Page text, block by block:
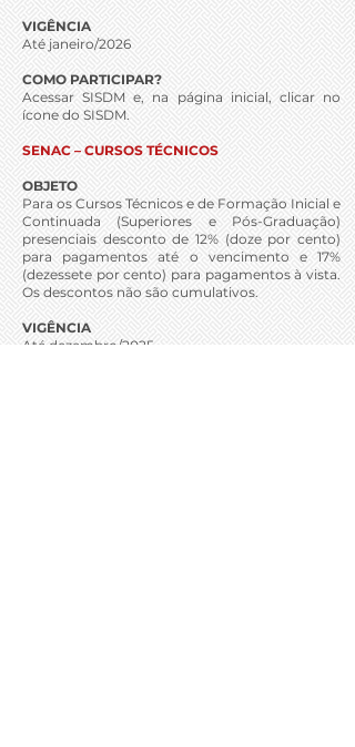
VIGÊNCIA
Até janeiro/2026
COMO PARTICIPAR?
Acessar SISDM e, na página inicial, clicar no
ícone do SISDM.
SENAC – CURSOS TÉCNICOS
OBJETO
Para os Cursos Técnicos e de Formação Inicial e
Continuada (Superiores e Pós-Graduação)
presenciais desconto de 12% (doze por cento)
para pagamentos até o vencimento e 17%
(dezessete por cento) para pagamentos à vista.
Os descontos não são cumulativos.
VIGÊNCIA
Até dezembro/2025